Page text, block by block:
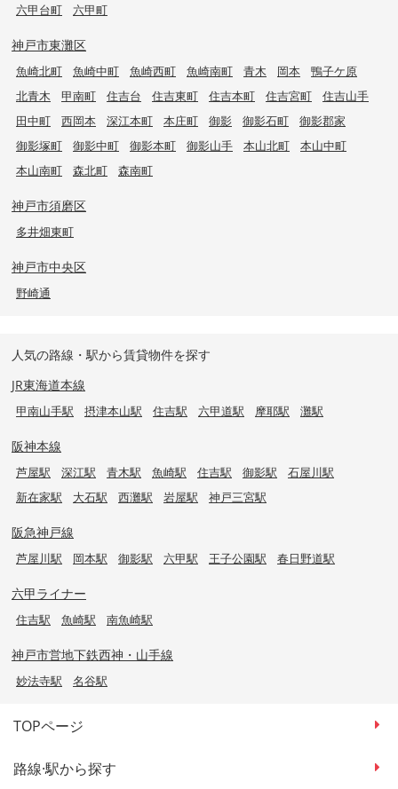
六甲台町
六甲町
神戸市東灘区
魚崎北町 魚崎中町 魚崎西町 魚崎南町 青木 岡本
鴨子ケ原
北青木
甲南町 住吉台 住吉東町 住吉本町 住吉宮町
住吉山手
田中町
西岡本 深江本町 本庄町 御影 御影石町
御影郡家
御影塚町
御影中町 御影本町 御影山手 本山北町
本山中町
本山南町
森北町 森南町
神戸市須磨区
多井畑東町
神戸市中央区
野崎通
人気の路線・駅から賃貸物件を探す
JR東海道本線
甲南山手駅 摂津本山駅 住吉駅 六甲道駅 摩耶駅 灘駅
阪神本線
芦屋駅 深江駅 青木駅 魚崎駅 住吉駅 御影駅
石屋川駅
新在家駅
大石駅 西灘駅 岩屋駅 神戸三宮駅
阪急神戸線
芦屋川駅 岡本駅 御影駅 六甲駅 王子公園駅 春日野道駅
六甲ライナー
住吉駅 魚崎駅 南魚崎駅
神戸市営地下鉄西神・山手線
妙法寺駅 名谷駅
TOPページ
路線·駅から探す